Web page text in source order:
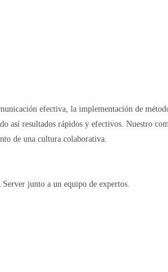
efectiva, la implementación de
así resultados rápidos y efectivos. Nuestro
de una cultura colaborativa.
junto a un equipo de expertos.